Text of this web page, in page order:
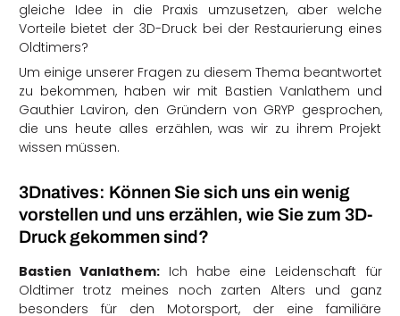
gleiche Idee in die Praxis umzusetzen, aber welche
Vorteile bietet der 3D-Druck bei der Restaurierung eines
Oldtimers?
Um einige unserer Fragen zu diesem Thema beantwortet
zu bekommen, haben wir mit Bastien Vanlathem und
Gauthier Laviron, den Gründern von GRYP gesprochen,
die uns heute alles erzählen, was wir zu ihrem Projekt
wissen müssen.
3Dnatives: Können Sie sich uns ein wenig
vorstellen und uns erzählen, wie Sie zum 3D-
Druck gekommen sind?
Bastien Vanlathem:Ich habe eine Leidenschaft für
Oldtimer trotz meines noch zarten Alters und ganz
besonders für den Motorsport, der eine familiäre